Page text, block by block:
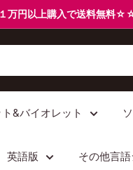
円以上購入で送料無料
&バイオレット
英語版 その他言